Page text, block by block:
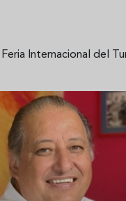
Internacional del
de sandía: el plato
repetir todo el